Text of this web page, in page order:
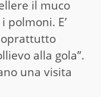
il muco
polmoni. E’
alla gola”.
una visita